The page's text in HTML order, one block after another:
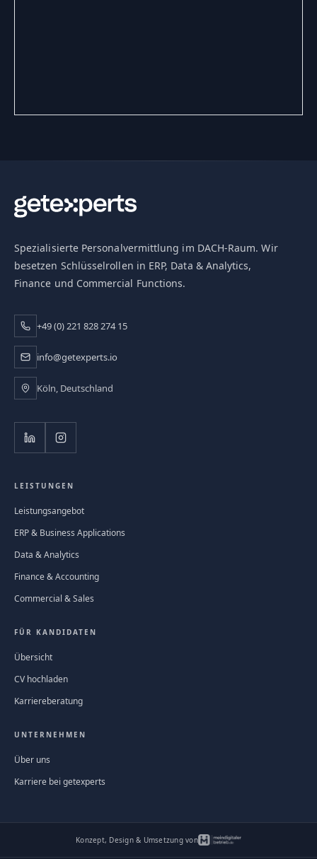
Spezialisierte Personalvermittlung im DACH-Raum. Wir
besetzen Schlüsselrollen in ERP, Data & Analytics,
Finance und Commercial Functions.
+49 (0) 221 828 274 15
info@getexperts.io
Köln, Deutschland
LEISTUNGEN
Leistungsangebot
ERP & Business Applications
Data & Analytics
Finance & Accounting
Commercial & Sales
FÜR KANDIDATEN
Übersicht
CV hochladen
Karriereberatung
UNTERNEHMEN
Über uns
Karriere bei getexperts
Konzept, Design & Umsetzung von